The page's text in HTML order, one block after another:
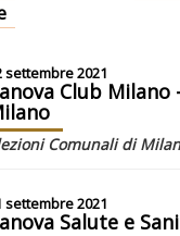
settembre 2021
Club
settembre 2021
Salute e